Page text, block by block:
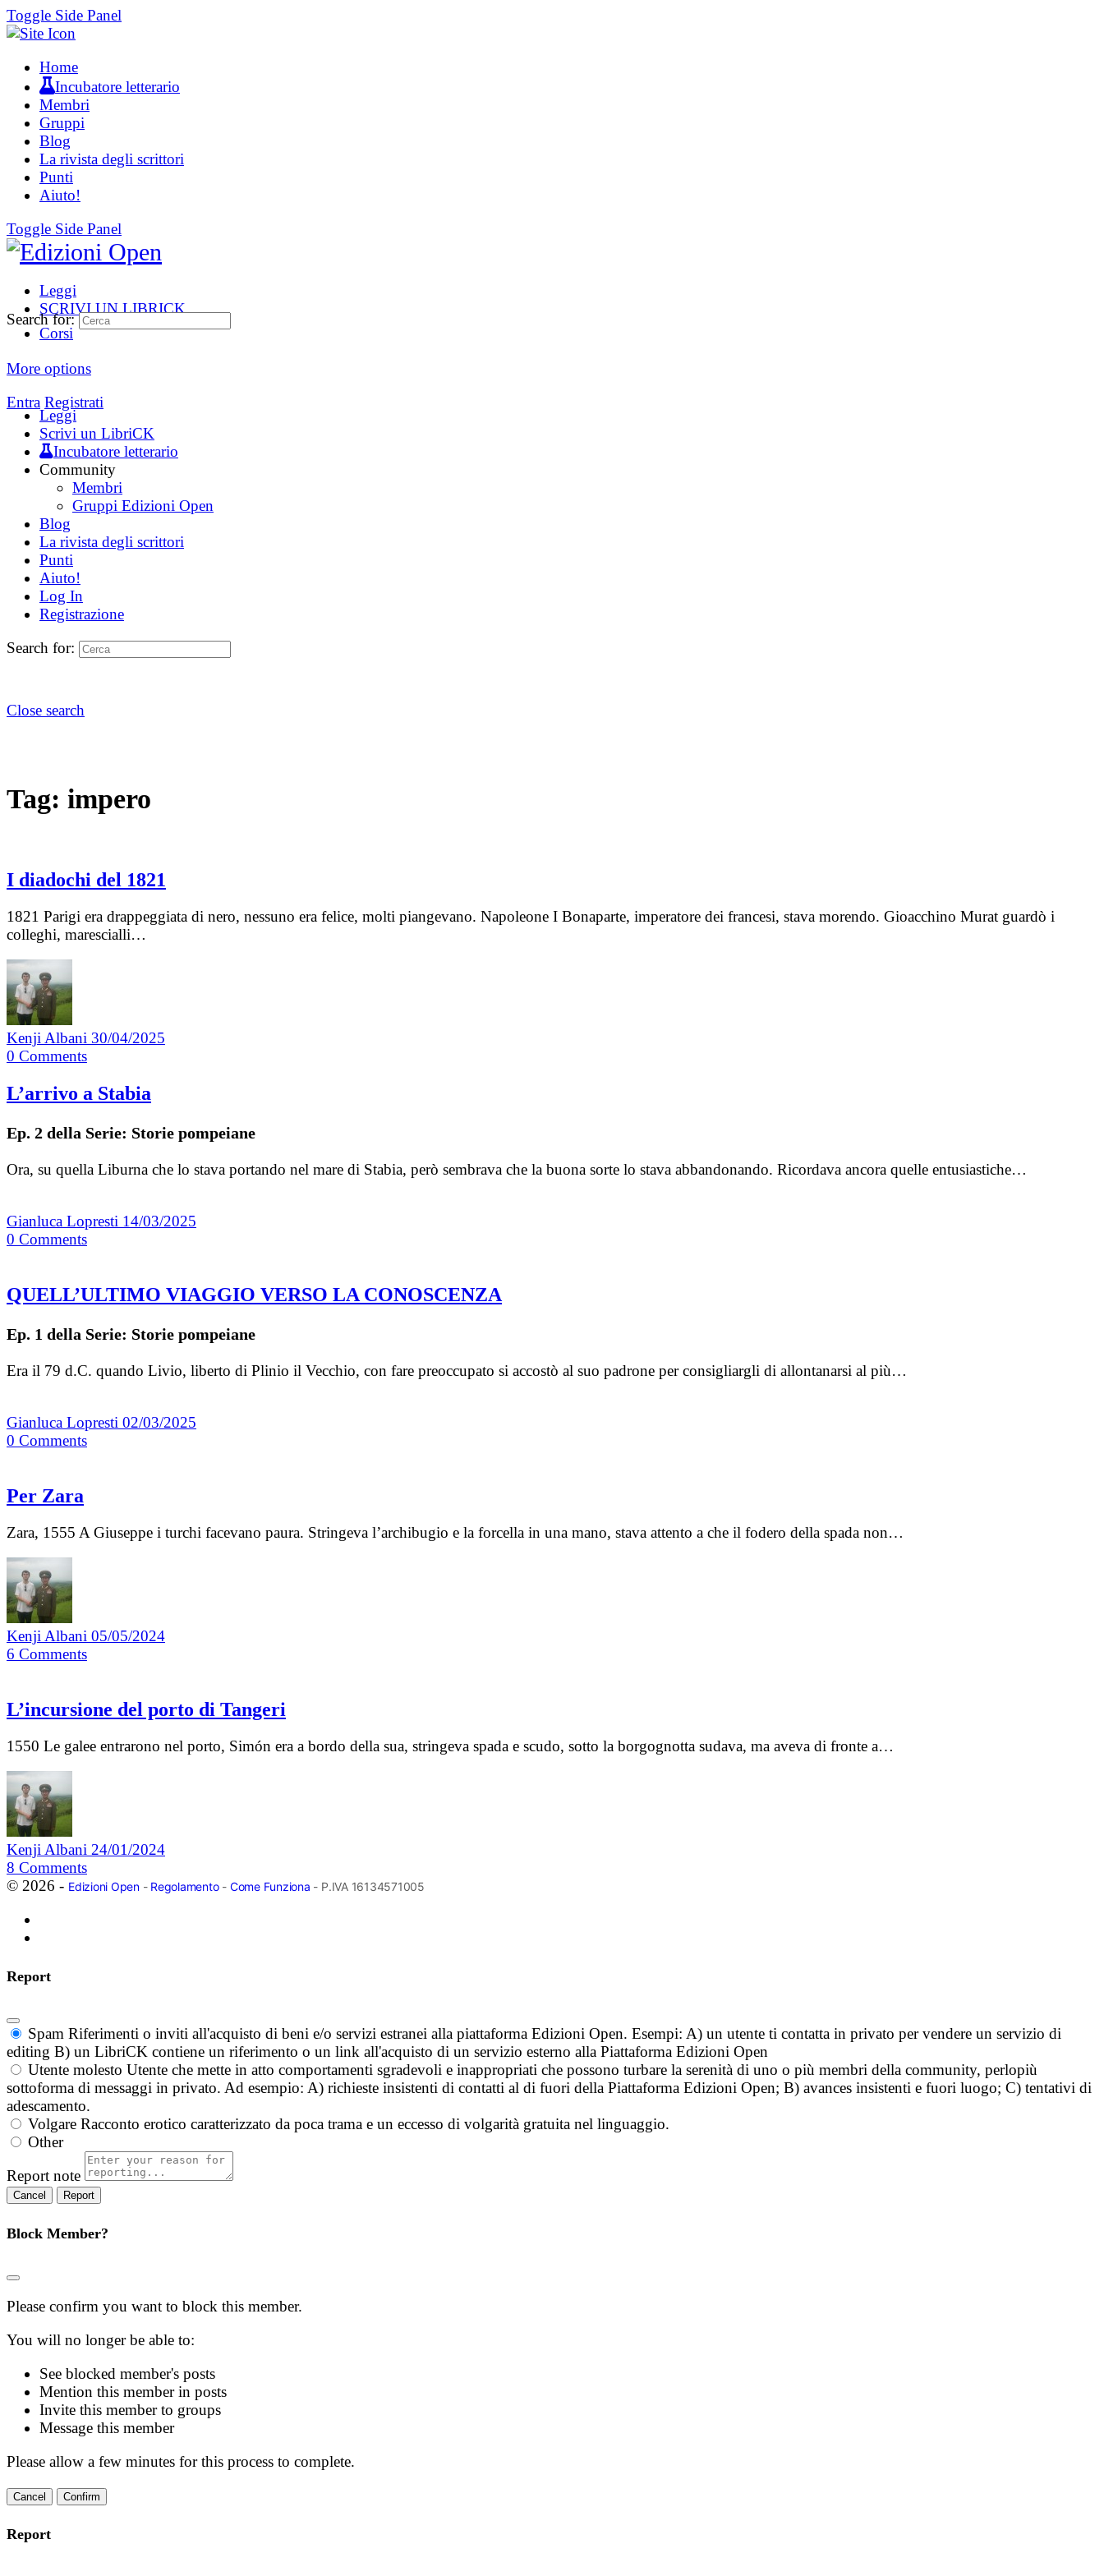
Toggle Side Panel
Home
Incubatore letterario
Membri
Gruppi
Blog
La rivista degli scrittori
Punti
Aiuto!
Toggle Side Panel
Leggi
SCRIVI UN LIBRICK
Corsi
More options
Entra Registrati
Search for:
Leggi
Scrivi un LibriCK
Incubatore letterario
Community
Membri
Gruppi Edizioni Open
Blog
La rivista degli scrittori
Punti
Aiuto!
Log In
Registrazione
Search for:
Close search
Tag: impero
I diadochi del 1821
1821 Parigi era drappeggiata di nero, nessuno era felice, molti piangevano. Napoleone I Bonaparte, imperatore dei francesi, stava morendo. Gioacchino Murat guardò i
colleghi, marescialli…
Kenji Albani 30/04/2025
0 Comments
L’arrivo a Stabia
Ep. 2 della Serie: Storie pompeiane
Ora, su quella Liburna che lo stava portando nel mare di Stabia, però sembrava che la buona sorte lo stava abbandonando. Ricordava ancora quelle entusiastiche…
Gianluca Lopresti 14/03/2025
0 Comments
QUELL’ULTIMO VIAGGIO VERSO LA CONOSCENZA
Ep. 1 della Serie: Storie pompeiane
Era il 79 d.C. quando Livio, liberto di Plinio il Vecchio, con fare preoccupato si accostò al suo padrone per consigliargli di allontanarsi al più…
Gianluca Lopresti 02/03/2025
0 Comments
Per Zara
Zara, 1555 A Giuseppe i turchi facevano paura. Stringeva l’archibugio e la forcella in una mano, stava attento a che il fodero della spada non…
Kenji Albani 05/05/2024
6 Comments
L’incursione del porto di Tangeri
1550 Le galee entrarono nel porto, Simón era a bordo della sua, stringeva spada e scudo, sotto la borgognotta sudava, ma aveva di fronte a…
Kenji Albani 24/01/2024
8 Comments
© 2026 - Edizioni Open- Regolamento- Come Funziona - P.IVA 16134571005
Report
Spam Riferimenti o inviti all'acquisto di beni e/o servizi estranei alla piattaforma Edizioni Open. Esempi: A) un utente ti contatta in privato per vendere un servizio di
editing B) un LibriCK contiene un riferimento o un link all'acquisto di un servizio esterno alla Piattaforma Edizioni Open
Utente molesto Utente che mette in atto comportamenti sgradevoli e inappropriati che possono turbare la serenità di uno o più membri della community, perlopiù
sottoforma di messaggi in privato. Ad esempio: A) richieste insistenti di contatti al di fuori della Piattaforma Edizioni Open; B) avances insistenti e fuori luogo; C) tentativi di
adescamento.
Volgare Racconto erotico caratterizzato da poca trama e un eccesso di volgarità gratuita nel linguaggio.
Other
Report note
Report
Block Member?
Please confirm you want to block this member.
You will no longer be able to:
See blocked member's posts
Mention this member in posts
Invite this member to groups
Message this member
Please allow a few minutes for this process to complete.
Confirm
Report